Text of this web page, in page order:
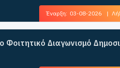
Έναρξη: 03-08-2026 |
Φοιτητικό Διαγωνισμό